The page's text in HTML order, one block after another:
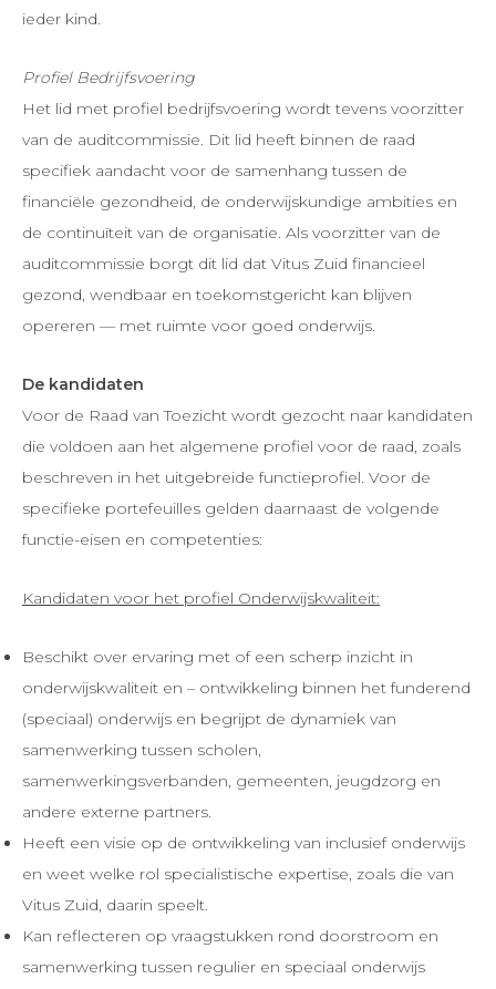
ieder kind.
Profiel Bedrijfsvoering
Het lid met profiel bedrijfsvoering wordt tevens voorzitter
van de auditcommissie. Dit lid heeft binnen de raad
specifiek aandacht voor de samenhang tussen de
financiële gezondheid, de onderwijskundige ambities en
de continuïteit van de organisatie. Als voorzitter van de
auditcommissie borgt dit lid dat Vitus Zuid financieel
gezond, wendbaar en toekomstgericht kan blijven
opereren — met ruimte voor goed onderwijs.
De kandidaten
Voor de Raad van Toezicht wordt gezocht naar kandidaten
die voldoen aan het algemene profiel voor de raad, zoals
beschreven in het uitgebreide functieprofiel. Voor de
specifieke portefeuilles gelden daarnaast de volgende
functie-eisen en competenties:
Kandidaten voor het profiel Onderwijskwaliteit:
Beschikt over ervaring met of een scherp inzicht in
onderwijskwaliteit en – ontwikkeling binnen het funderend
(speciaal) onderwijs en begrijpt de dynamiek van
samenwerking tussen scholen,
samenwerkingsverbanden, gemeenten, jeugdzorg en
andere externe partners.
Heeft een visie op de ontwikkeling van inclusief onderwijs
en weet welke rol specialistische expertise, zoals die van
Vitus Zuid, daarin speelt.
Kan reflecteren op vraagstukken rond doorstroom en
samenwerking tussen regulier en speciaal onderwijs